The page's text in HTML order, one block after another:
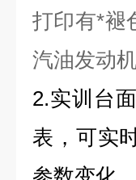
打印有*褪
汽油发动
2.实训台
表，可实